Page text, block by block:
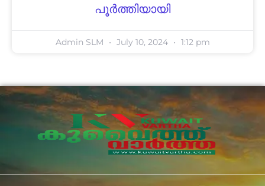
പൂർത്തിയായി
Admin SLM July 10, 2024 1:12 pm